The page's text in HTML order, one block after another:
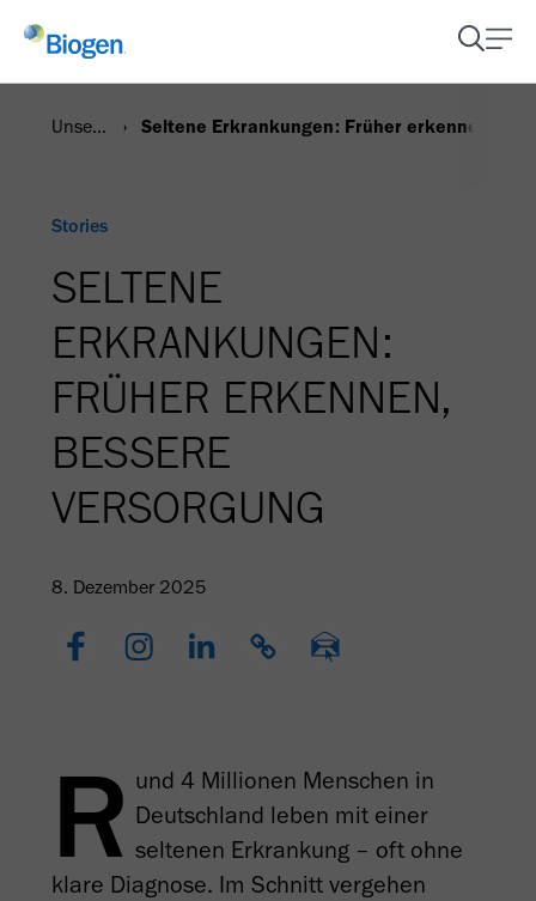
Unsere Stories Seltene Erkrankungen: Früher erkennen,
Stories
SELTENE
ERKRANKUNGEN:
FRÜHER ERKENNEN,
BESSERE
VERSORGUNG
8. Dezember 2025
R und 4 Millionen Menschen in
Deutschland leben mit einer
seltenen Erkrankung – oft ohne
klare Diagnose. Im Schnitt vergehen